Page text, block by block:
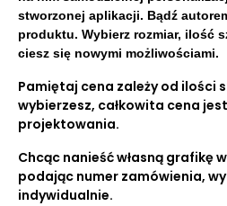
stworzonej aplikacji. Bądź
produktu. Wybierz rozmiar, ilość
ciesz się nowymi możliwościami.
Pamiętaj cena zależy od ilości
wybierzesz, całkowita cena
projektowania.
Chcąc nanieść własną grafikę
podając numer zamówienia,
indywidualnie.